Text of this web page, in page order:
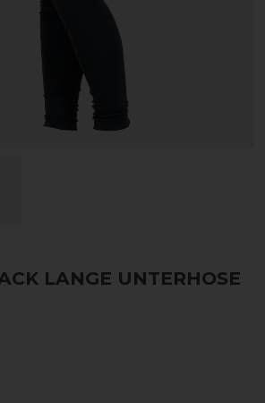
LANGE UNTERHOSE